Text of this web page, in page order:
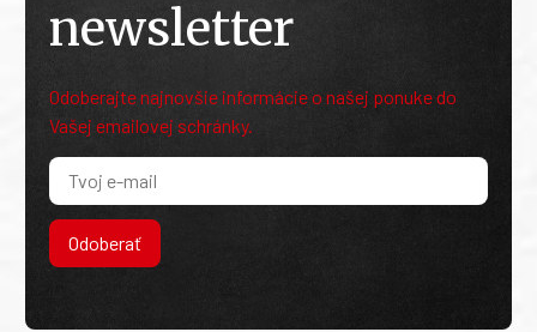
newsletter
Odoberajte najnovšie informácie o našej ponuke do
Vašej emailovej schránky.
Odoberať